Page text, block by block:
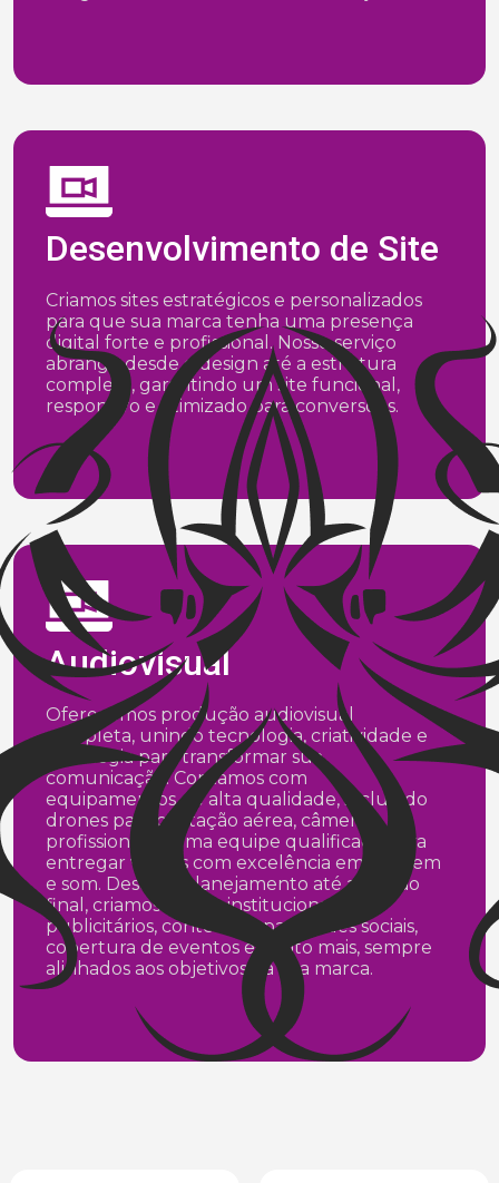
Desenvolvimento de Site
Criamos sites estratégicos e personalizados
para que sua marca tenha uma presença
digital forte e profissional. Nosso serviço
abrange desde o design até a estrutura
completa, garantindo um site funcional,
responsivo e otimizado para conversões.
Audiovisual
Oferecemos produção audiovisual
completa, unindo tecnologia, criatividade e
estratégia para transformar sua
comunicação. Contamos com
equipamentos de alta qualidade, incluindo
drones para captação aérea, câmeras
profissionais e uma equipe qualificada para
entregar vídeos com excelência em imagem
e som. Desde o planejamento até a edição
final, criamos vídeos institucionais,
publicitários, conteúdos para redes sociais,
cobertura de eventos e muito mais, sempre
alinhados aos objetivos da sua marca.